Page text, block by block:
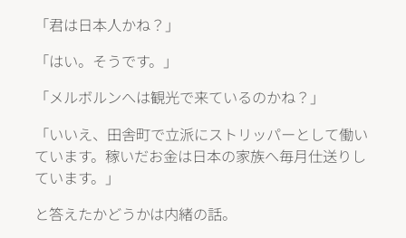
「君は日本人かね？」
「はい。そうです。」
「メルボルンへは観光で来ているのかね？」
「いいえ、田舎町で立派にストリッパーとして働い
ています。稼いだお金は日本の家族へ毎月仕送りし
ています。」
と答えたかどうかは内緒の話。